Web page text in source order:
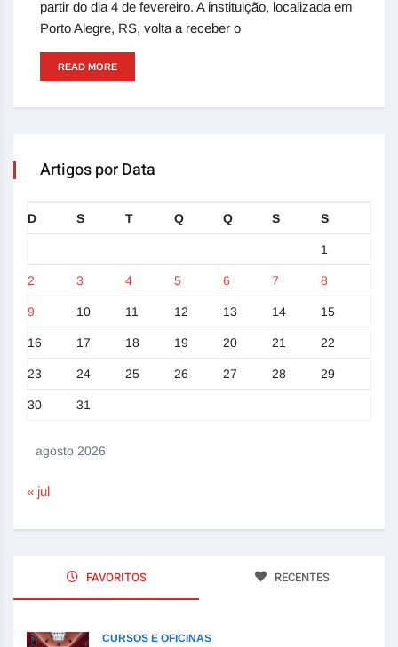
partir do dia 4 de fevereiro. A instituição, localizada em
Porto Alegre, RS, volta a receber o
READ MORE
Artigos por Data
agosto 2026
D S T Q Q S S
1
2 3 4 5 6 7 8
9 10 11 12 13 14 15
16 17 18 19 20 21 22
23 24 25 26 27 28 29
30 31
« jul
FAVORITOS RECENTES
CURSOS E OFICINAS